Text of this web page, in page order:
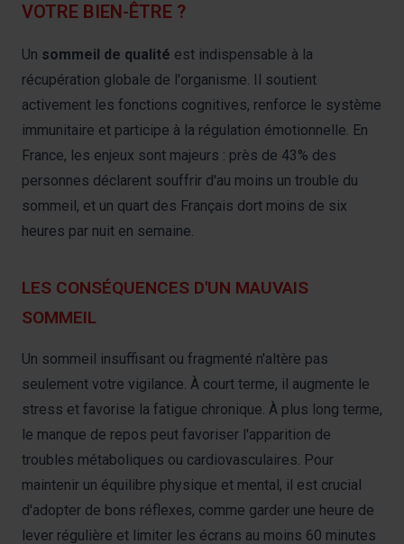
VOTRE BIEN-ÊTRE ?
Un sommeil de qualité est indispensable à la
récupération globale de l'organisme. Il soutient
activement les fonctions cognitives, renforce le système
immunitaire et participe à la régulation émotionnelle. En
France, les enjeux sont majeurs : près de 43% des
personnes déclarent souffrir d'au moins un trouble du
sommeil, et un quart des Français dort moins de six
heures par nuit en semaine.
LES CONSÉQUENCES D'UN MAUVAIS
SOMMEIL
Un sommeil insuffisant ou fragmenté n'altère pas
seulement votre vigilance. À court terme, il augmente le
stress et favorise la fatigue chronique. À plus long terme,
le manque de repos peut favoriser l'apparition de
troubles métaboliques ou cardiovasculaires. Pour
maintenir un équilibre physique et mental, il est crucial
d'adopter de bons réflexes, comme garder une heure de
lever régulière et limiter les écrans au moins 60 minutes